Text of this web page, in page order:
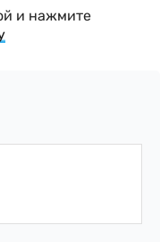
и нажмите